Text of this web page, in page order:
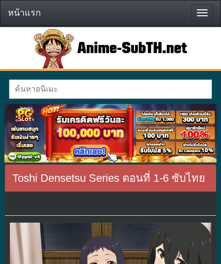
หน้า
แรก
หน้าแรก
Toshi Densetsu Series ตอนที่ 1-6 ซับไทย